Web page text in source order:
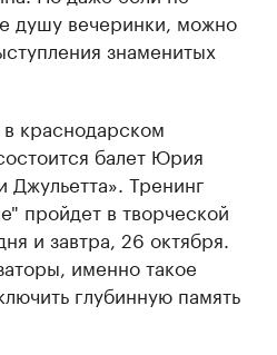
душу вечеринки, можно
знаменитых
краснодарском
балет Юрия
Джульетта». Тренинг
пройдет в творческой
и завтра, 26 октября.
именно такое
глубинную память